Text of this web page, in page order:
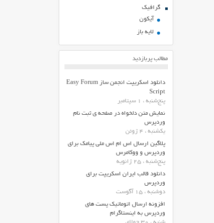
گرافیک
آیکون
لایه باز
مطالب پربازدید
دانلود اسکریپت انجمن ساز Easy Forum
Script
پنج‌شنبه ، 1 سپتامبر
نمایش متن دلخواه در صفحه ی ثبت نام
وردپرس
یکشنبه ، 4 ژوئن
پلاگین ارسال اس ام اس ملی پیامک برای
وردپرس و ووکامرس
پنج‌شنبه ، 25 ژانویه
دانلود قالب ایران اسکریپت برای
وردپرس
دوشنبه ، 15 آگوست
افزونه ارسال اتوماتیک پست های
وردپرس به اینستاگرام